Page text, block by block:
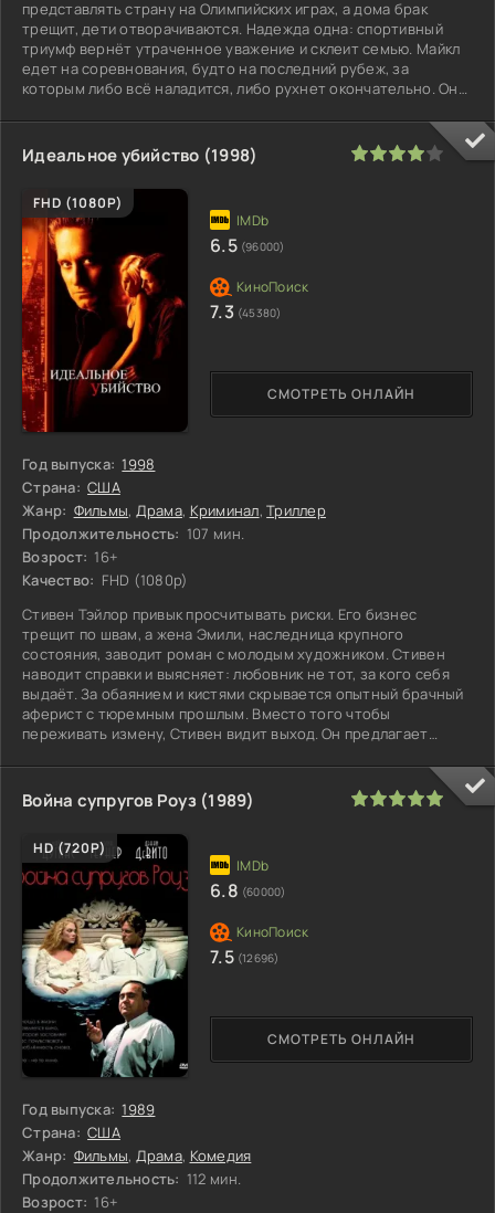
представлять страну на Олимпийских играх, а дома брак
трещит, дети отворачиваются. Надежда одна: спортивный
триумф вернёт утраченное уважение и склеит семью. Майкл
едет на соревнования, будто на последний рубеж, за
которым либо всё наладится, либо рухнет окончательно. Он
Идеальное убийство (1998)
FHD (1080P)
Год выпуска: 1998
Страна: США
Жанр: Фильмы, Драма, Криминал,Триллер
Продолжительность: 107 мин.
Возрост: 16+
Качество: FHD (1080p)
Стивен Тэйлор привык просчитывать риски. Его бизнес
трещит по швам, а жена Эмили, наследница крупного
состояния, заводит роман с молодым художником. Стивен
наводит справки и выясняет: любовник не тот, за кого себя
выдаёт. За обаянием и кистями скрывается опытный брачный
аферист с тюремным прошлым. Вместо того чтобы
переживать измену, Стивен видит выход. Он предлагает
СМОТРЕТЬ ОНЛАЙН
6.5 (96000)
7.3 (45380)
80 1
Война супругов Роуз (1989)
HD (720P)
Год выпуска: 1989
Страна: США
Жанр: Фильмы, Драма, Комедия
Продолжительность: 112 мин.
Возрост: 16+
СМОТРЕТЬ ОНЛАЙН
6.8 (60000)
7.5 (12696)
100 1